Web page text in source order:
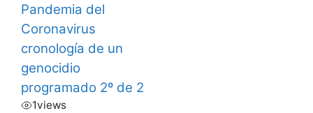
Pandemia del
Coronavirus
cronología de un
genocidio
programado 2º de 2
1views